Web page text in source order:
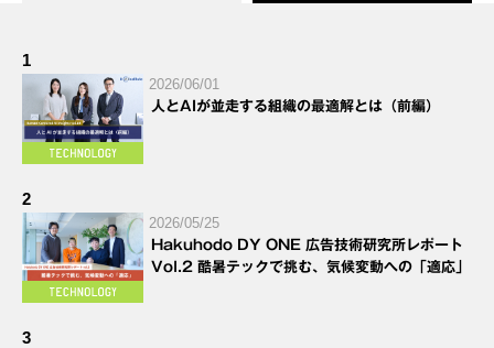
1
2026/06/01
人とAIが並走する組織の最適解とは（前編）
2
2026/05/25
Hakuhodo DY ONE 広告技術研究所レポート
Vol.2 酷暑テックで挑む、気候変動への「適応」
3